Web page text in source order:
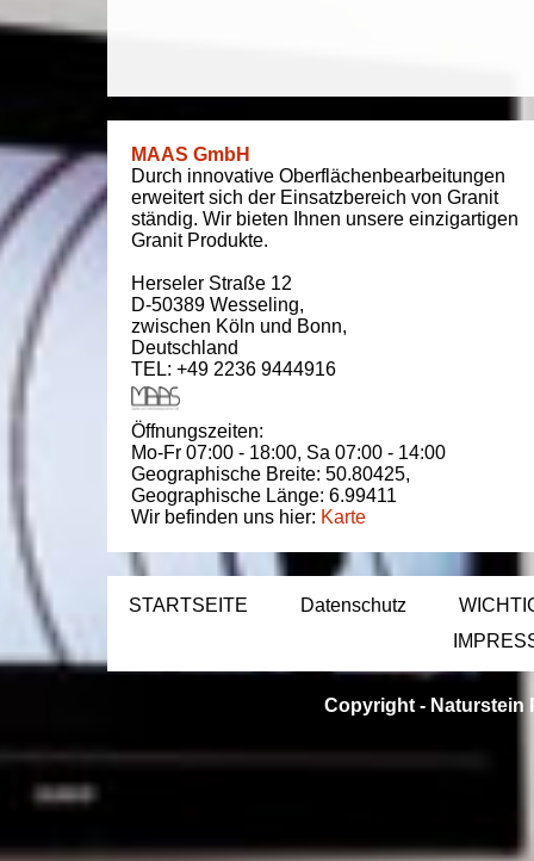
MAAS GmbH
Durch innovative Oberflächenbearbeitungen
erweitert sich der Einsatzbereich von Granit
ständig. Wir bieten Ihnen unsere einzigartigen
Granit Produkte.
Herseler Straße 12
D-50389 Wesseling,
zwischen Köln und Bonn,
Deutschland
TEL: +49 2236 9444916
Öffnungszeiten:
Mo-Fr 07:00 - 18:00, Sa 07:00 - 14:00
Geographische Breite: 50.80425,
Geographische Länge: 6.99411
Wir befinden uns hier: Karte
STARTSEITE Datenschutz
Copyright - Naturstein